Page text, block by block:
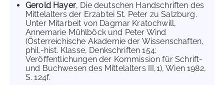
Gerold Hayer, Die deutschen Handschriften des
Mittelalters der Erzabtei St. Peter zu Salzburg.
Unter Mitarbeit von Dagmar Kratochwill,
Annemarie Mühlböck und Peter Wind
(Österreichische Akademie der Wissenschaften,
phil.-hist. Klasse, Denkschriften 154;
Veröffentlichungen der Kommission für Schrift-
und Buchwesen des Mittelalters III,1), Wien 1982,
S. 124f.